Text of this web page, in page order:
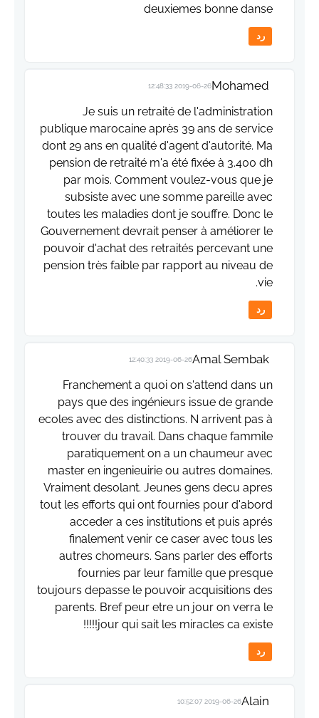
deuxiemes bonne danse
رد
Mohamed
2019-06-26 12:48:33
Je suis un retraité de l'administration
publique marocaine après 39 ans de service
dont 29 ans en qualité d'agent d'autorité. Ma
pension de retraité m'a été fixée à 3.400 dh
par mois. Comment voulez-vous que je
subsiste avec une somme pareille avec
toutes les maladies dont je souffre. Donc le
Gouvernement devrait penser à améliorer le
pouvoir d'achat des retraités percevant une
pension très faible par rapport au niveau de
vie.
رد
Amal Sembak
2019-06-26 12:40:33
Franchement a quoi on s'attend dans un
pays que des ingénieurs issue de grande
ecoles avec des distinctions. N arrivent pas à
trouver du travail. Dans chaque fammile
paratiquement on a un chaumeur avec
master en ingenieuirie ou autres domaines.
Vraiment desolant. Jeunes gens decu apres
tout les efforts qui ont fournies pour d'abord
acceder a ces institutions et puis aprés
finalement venir ce caser avec tous les
autres chomeurs. Sans parler des efforts
fournies par leur famille que presque
toujours depasse le pouvoir acquisitions des
parents. Bref peur etre un jour on verra le
jour qui sait les miracles ca existe!!!!!
رد
Alain
2019-06-26 10:52:07